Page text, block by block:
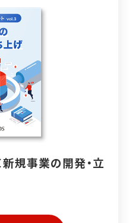
規事業の開発・立